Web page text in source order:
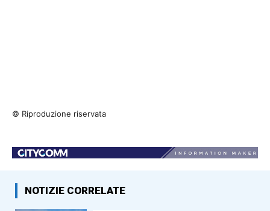
© Riproduzione riservata
NOTIZIE CORRELATE